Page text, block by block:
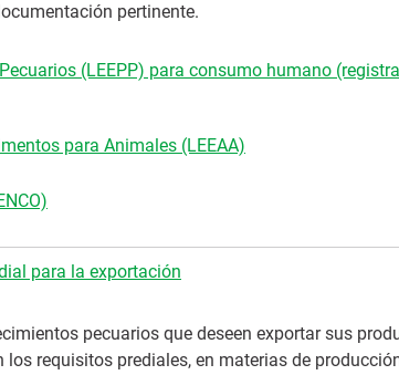
pertinente.
(LEEPP) para consumo humano
para Animales (LEEAA)
para la exportación
pecuarios que deseen exportar sus
los requisitos prediales, en materias de